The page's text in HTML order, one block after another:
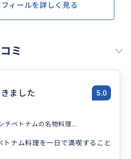
ィールを詳しく見る
ミ
ました 5.0
ベトナムの名物料理...
トナム料理を一日で満喫すること